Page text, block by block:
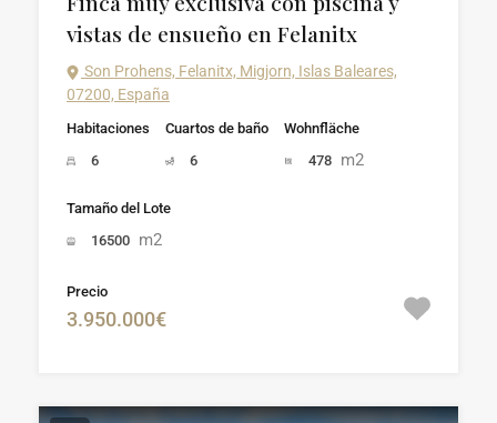
vistas de ensueño en Felanitx
Son Prohens, Felanitx, Migjorn, Islas Baleares,
07200, España
Habitaciones
6
Cuartos de baño
6
Wohnfläche
478 m2
Tamaño del Lote
16500 m2
Precio
3.950.000€